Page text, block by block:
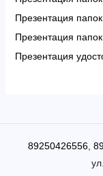
Презентация
Презентация
Презентация
89250426556,